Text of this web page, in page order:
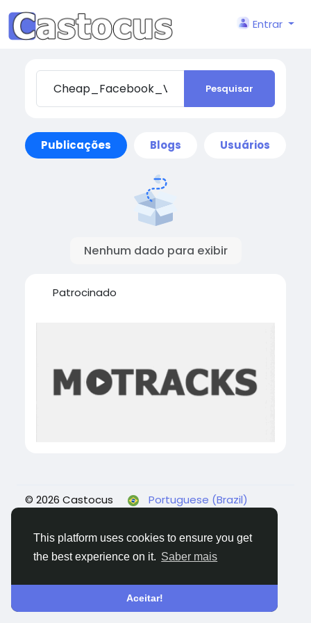
This platform uses cookies to ensure you get
the best experience on it. Saber mais
Aceitar!
Entrar
Pesquisar
Publicações Blogs Usuários
Nenhum dado para exibir
Patrocinado
© 2026 Castocus
Portuguese (Brazil)
conosco